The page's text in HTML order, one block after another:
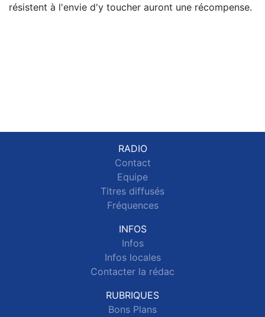
résistent à l'envie d'y toucher auront une récompense.
RADIO
Contact
Equipe
Titres diffusés
Fréquences
INFOS
Infos
Infos locales
Contacter la rédac
RUBRIQUES
Bons Plans